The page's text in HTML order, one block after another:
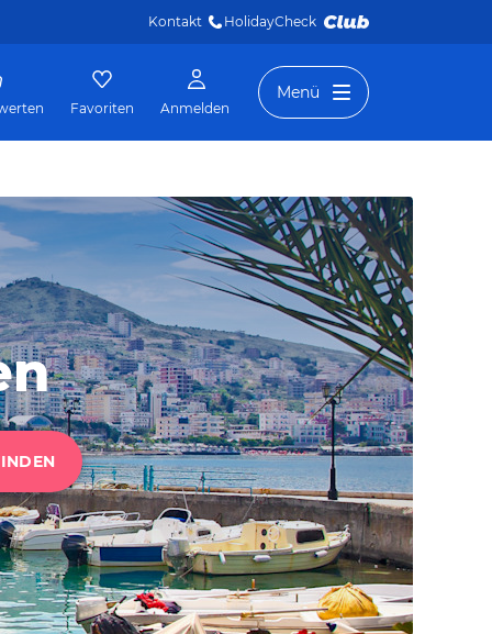
Kontakt HolidayCheck
Favoriten Anmelden
Menü